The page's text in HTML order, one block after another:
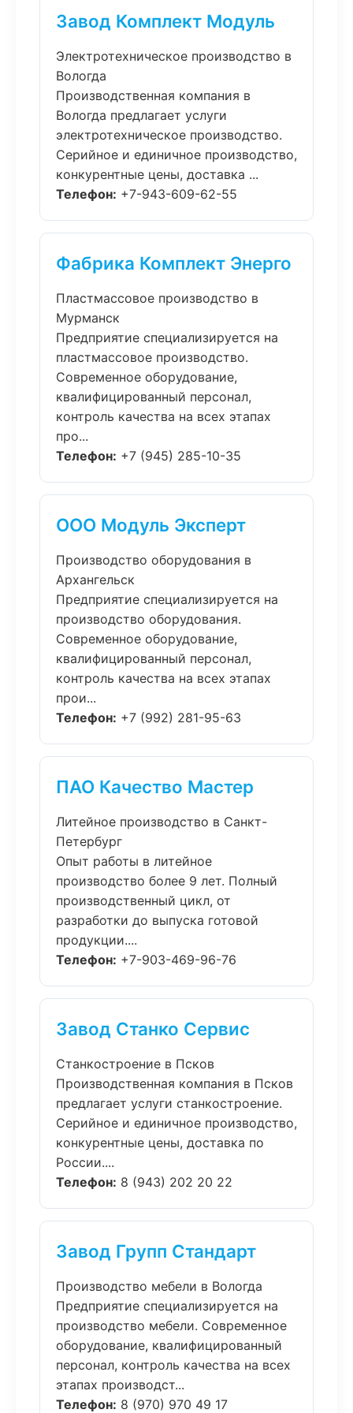
Завод Комплект Модуль
Электротехническое производство в
Вологда
Производственная компания в
Вологда предлагает услуги
электротехническое производство.
Серийное и единичное производство,
конкурентные цены, доставка ...
Телефон: +7-943-609-62-55
Фабрика Комплект Энерго
Пластмассовое производство в
Мурманск
Предприятие специализируется на
пластмассовое производство.
Современное оборудование,
квалифицированный персонал,
контроль качества на всех этапах
про...
Телефон: +7 (945) 285-10-35
ООО Модуль Эксперт
Производство оборудования в
Архангельск
Предприятие специализируется на
производство оборудования.
Современное оборудование,
квалифицированный персонал,
контроль качества на всех этапах
прои...
Телефон: +7 (992) 281-95-63
ПАО Качество Мастер
Литейное производство в Санкт-
Петербург
Опыт работы в литейное
производство более 9 лет. Полный
производственный цикл, от
разработки до выпуска готовой
продукции....
Телефон: +7-903-469-96-76
Завод Станко Сервис
Станкостроение в Псков
Производственная компания в Псков
предлагает услуги станкостроение.
Серийное и единичное производство,
конкурентные цены, доставка по
России....
Телефон: 8 (943) 202 20 22
Завод Групп Стандарт
Производство мебели в Вологда
Предприятие специализируется на
производство мебели. Современное
оборудование, квалифицированный
персонал, контроль качества на всех
этапах производст...
Телефон: 8 (970) 970 49 17